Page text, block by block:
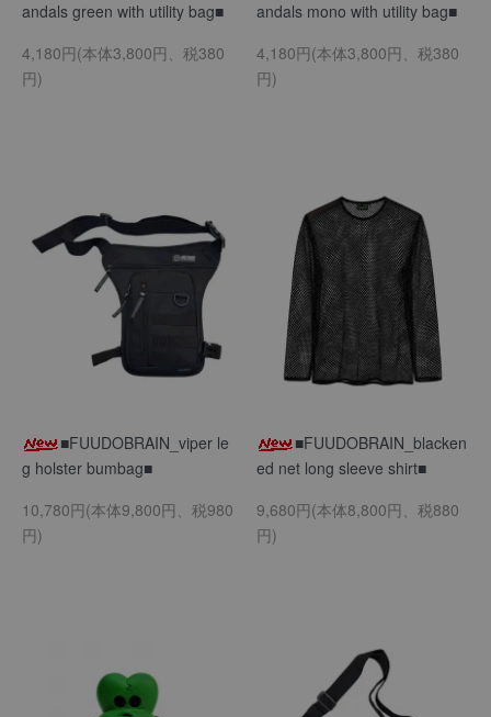
andals green with utility bag■
4,180円(本体3,800円、税380
円)
andals mono with utility bag■
4,180円(本体3,800円、税380
円)
■FUUDOBRAIN_viper le
g holster bumbag■
10,780円(本体9,800円、税980
円)
■FUUDOBRAIN_blacken
ed net long sleeve shirt■
9,680円(本体8,800円、税880
円)